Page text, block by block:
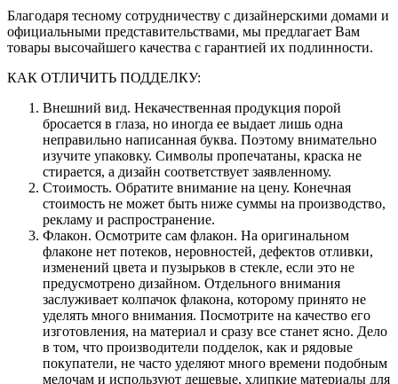
Благодаря тесному сотрудничеству с дизайнерскими домами и
официальными представительствами, мы предлагает Вам
товары высочайшего качества с гарантией их подлинности.
КАК ОТЛИЧИТЬ ПОДДЕЛКУ:
Внешний вид. Некачественная продукция порой
бросается в глаза, но иногда ее выдает лишь одна
неправильно написанная буква. Поэтому внимательно
изучите упаковку. Символы пропечатаны, краска не
стирается, а дизайн соответствует заявленному.
Стоимость. Обратите внимание на цену. Конечная
стоимость не может быть ниже суммы на производство,
рекламу и распространение.
Флакон. Осмотрите сам флакон. На оригинальном
флаконе нет потеков, неровностей, дефектов отливки,
изменений цвета и пузырьков в стекле, если это не
предусмотрено дизайном. Отдельного внимания
заслуживает колпачок флакона, которому принято не
уделять много внимания. Посмотрите на качество его
изготовления, на материал и сразу все станет ясно. Дело
в том, что производители подделок, как и рядовые
покупатели, не часто уделяют много времени подобным
мелочам и используют дешевые, хлипкие материалы для